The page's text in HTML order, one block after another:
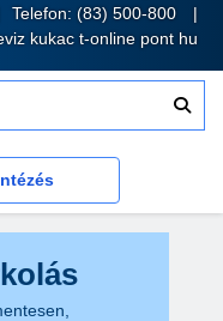
Telefon: (83) 500-800
kukac t-online pont hu